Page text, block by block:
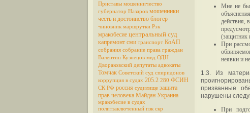
Приставы мошенничество
губернатор Назаров мошенники
честь и достоинство блогер
чиновник маршрутки Рэк
мракобесие центральный суд
капремонт сми транспорт КоАП
собрания собрание права граждан
Валентин Кузнецов мвд ОДН
Двораковский депутаты адвокаты
Томчак Советский суд спиридонов
коррупция в судах 205.2 280 ФСИН
СК РФ россия судилище защита
прав человека Майдан Украина
мракобесие в судах
политзаключенный пзк скр
Мне не
действия,
(защитник
При
неявки и
1.3. Из
призванные
нарушены
При